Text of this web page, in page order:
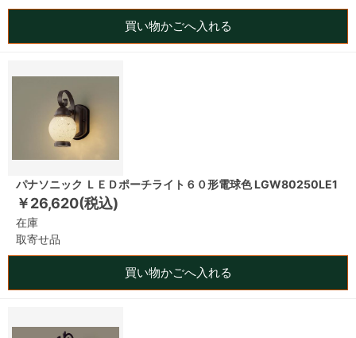
買い物かごへ入れる
パナソニック ＬＥＤポーチライト６０形電球色 LGW80250LE1
￥26,620(税込)
在庫
取寄せ品
買い物かごへ入れる